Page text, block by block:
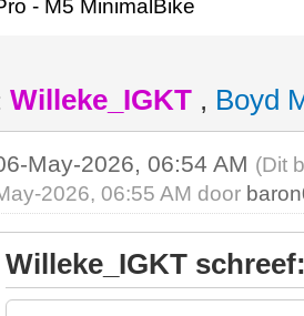
- M5 MinimalBike
Willeke_IGKT , Boyd
May-2026, 06:54 AM (Dit
2026, 06:55 AM door
Willeke_IGKT